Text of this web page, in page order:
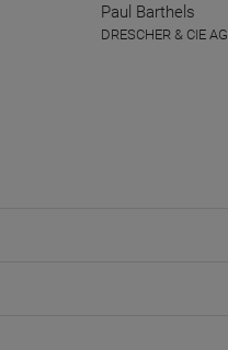
Paul Barthels
DRESCHER & CIE AG